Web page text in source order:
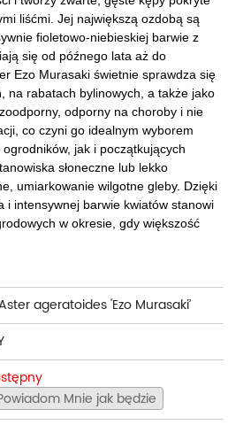
liśćmi. Jej największą ozdobą są
fioletowo-niebieskiej barwie z
się od późnego lata aż do
Ezo Murasaki świetnie sprawdza się
na rabatach bylinowych, a także jako
odporny na choroby i nie
co czyni go idealnym wyborem
jak i początkujących
słoneczne lub lekko
umiarkowanie wilgotne gleby. Dzięki
i intensywnej barwie kwiatów stanowi
w okresie, gdy większość
ageratoides 'Ezo Murasaki’
Mnie jak będzie